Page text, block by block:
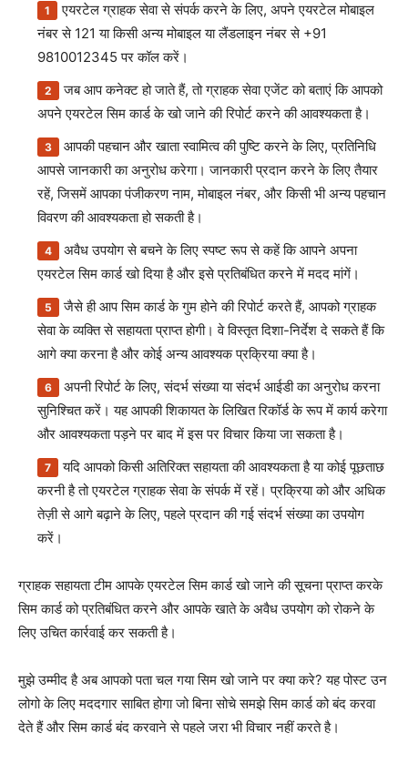
एयरटेल ग्राहक सेवा से संपर्क करने के लिए, अपने एयरटेल मोबाइल
नंबर से 121 या किसी अन्य मोबाइल या लैंडलाइन नंबर से +91
9810012345 पर कॉल करें।
जब आप कनेक्ट हो जाते हैं, तो ग्राहक सेवा एजेंट को बताएं कि आपको
अपने एयरटेल सिम कार्ड के खो जाने की रिपोर्ट करने की आवश्यकता है।
आपकी पहचान और खाता स्वामित्व की पुष्टि करने के लिए, प्रतिनिधि
आपसे जानकारी का अनुरोध करेगा। जानकारी प्रदान करने के लिए तैयार
रहें, जिसमें आपका पंजीकरण नाम, मोबाइल नंबर, और किसी भी अन्य पहचान
विवरण की आवश्यकता हो सकती है।
अवैध उपयोग से बचने के लिए स्पष्ट रूप से कहें कि आपने अपना
एयरटेल सिम कार्ड खो दिया है और इसे प्रतिबंधित करने में मदद मांगें।
जैसे ही आप सिम कार्ड के गुम होने की रिपोर्ट करते हैं, आपको ग्राहक
सेवा के व्यक्ति से सहायता प्राप्त होगी। वे विस्तृत दिशा-निर्देश दे सकते हैं कि
आगे क्या करना है और कोई अन्य आवश्यक प्रक्रिया क्या है।
अपनी रिपोर्ट के लिए, संदर्भ संख्या या संदर्भ आईडी का अनुरोध करना
सुनिश्चित करें। यह आपकी शिकायत के लिखित रिकॉर्ड के रूप में कार्य करेगा
और आवश्यकता पड़ने पर बाद में इस पर विचार किया जा सकता है।
यदि आपको किसी अतिरिक्त सहायता की आवश्यकता है या कोई पूछताछ
करनी है तो एयरटेल ग्राहक सेवा के संपर्क में रहें। प्रक्रिया को और अधिक
तेज़ी से आगे बढ़ाने के लिए, पहले प्रदान की गई संदर्भ संख्या का उपयोग
करें।
ग्राहक सहायता टीम आपके एयरटेल सिम कार्ड खो जाने की सूचना प्राप्त करके
सिम कार्ड को प्रतिबंधित करने और आपके खाते के अवैध उपयोग को रोकने के
लिए उचित कार्रवाई कर सकती है।
मुझे उम्मीद है अब आपको पता चल गया सिम खो जाने पर क्या करे? यह पोस्ट उन
लोगो के लिए मददगार साबित होगा जो बिना सोचे समझे सिम कार्ड को बंद करवा
देते हैं और सिम कार्ड बंद करवाने से पहले जरा भी विचार नहीं करते है।